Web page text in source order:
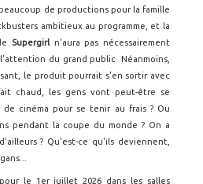
de productions pour la famille
ambitieux au programme, et la
Supergirln'aura pas nécessairement
du grand public. Néanmoins,
le produit pourrait s'en sortir avec
chaud, les gens vont peut-être se
de cinéma pour se tenir au frais ? Ou
pendant la coupe du monde ? On a
? Qu'est-ce qu'ils deviennent,
le 1er juillet 2026 dans les salles